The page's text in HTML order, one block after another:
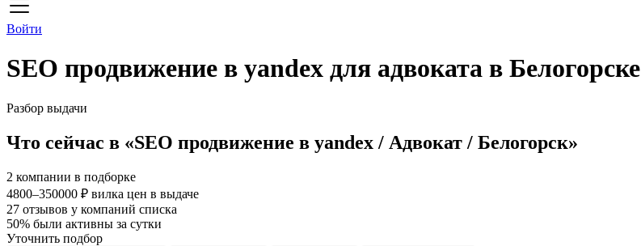
Войти
SEO продвижение в yandex для адвоката в Белогорске
Разбор выдачи
Что сейчас в «SEO продвижение в yandex / Адвокат / Белогорск»
2 компании в подборке
4800–350000 ₽ вилка цен в выдаче
27 отзывов у компаний списка
50% были активны за сутки
Уточнить подбор